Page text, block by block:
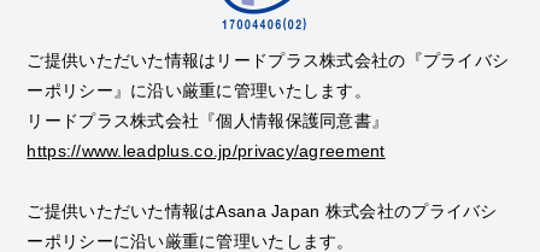
ご提供いただいた情報はリードプラス株式会社の『プライバシ
ーポリシー』に沿い厳重に管理いたします。
リードプラス株式会社『個人情報保護同意書』
https://www.leadplus.co.jp/privacy/agreement
ご提供いただいた情報はAsana Japan 株式会社のプライバシ
ーポリシーに沿い厳重に管理いたします。